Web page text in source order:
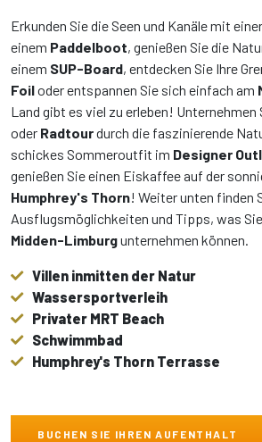
Erkunden Sie die Seen und Kanäle mit einer
einem Paddelboot, genießen Sie die
einem SUP-Board, entdecken Sie Ihre
Foiloder entspannen Sie sich einfach am
Land gibt es viel zu erleben! Unternehmen
oder Radtourdurch die faszinierende
schickes Sommeroutfit im Designer
genießen Sie einen Eiskaffee auf der
Humphrey's Thorn! Weiter unten finden
Ausflugsmöglichkeiten und Tipps, was
Midden-Limburgunternehmen können.
Villen inmitten der Natur
Wassersportverleih
Privater MRT Beach
Schwimmbad
Humphrey's Thorn Terrasse
BUCHEN SIE IHREN AUFENTHALT